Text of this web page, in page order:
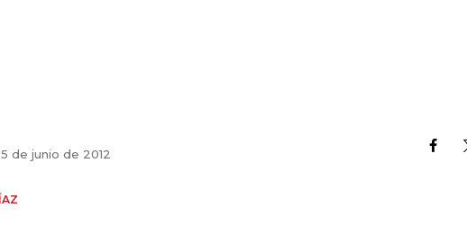
de junio de 2012